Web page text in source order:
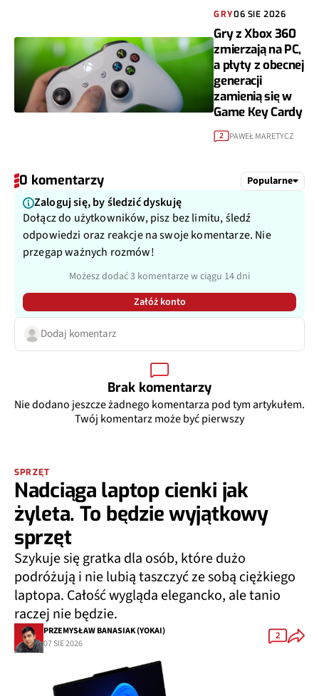
GRY06 SIE 2026
Gry z Xbox 360
zmierzają na PC,
a płyty z obecnej
generacji
zamienią się w
Game Key Cardy
2 PAWEŁ MARETYCZ
0 komentarzy Popularne
Zaloguj się, by śledzić dyskuję
Dołącz do użytkowników, pisz bez limitu, śledź
odpowiedzi oraz reakcje na swoje komentarze. Nie
przegap ważnych rozmów!
Możesz dodać 3 komentarze w ciągu 14 dni
Załóż konto
Dodaj komentarz
Brak komentarzy
Nie dodano jeszcze żadnego komentarza pod tym artykułem.
Twój komentarz może być pierwszy
SPRZĘT
Nadciąga laptop cienki jak
żyleta. To będzie wyjątkowy
sprzęt
Szykuje się gratka dla osób, które dużo
podróżują i nie lubią taszczyć ze sobą ciężkiego
laptopa. Całość wygląda elegancko, ale tanio
raczej nie będzie.
PRZEMYSŁAW BANASIAK (YOKAI)
07 SIE 2026
2